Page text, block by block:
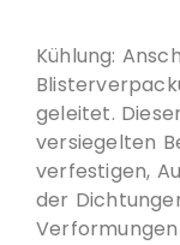
Kühlung:
geleitet.
versiegelten
verfestigen,
der